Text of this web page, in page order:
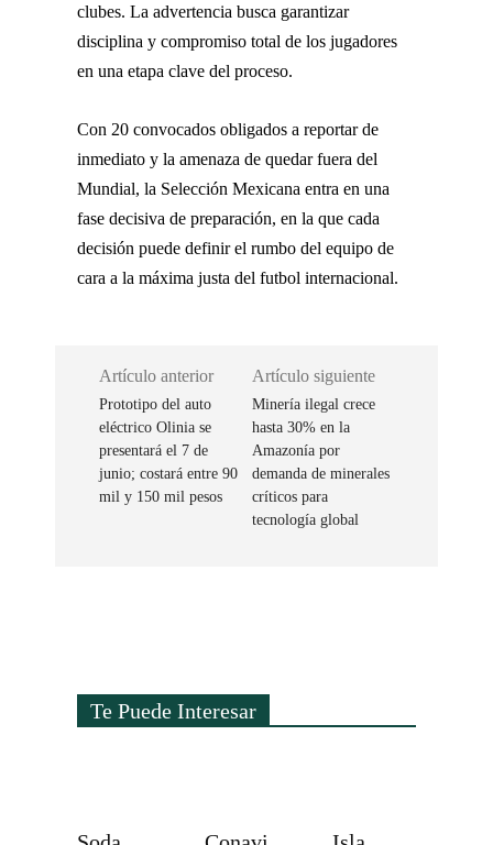
clubes. La advertencia busca garantizar
disciplina y compromiso total de los jugadores
en una etapa clave del proceso.
Con 20 convocados obligados a reportar de
inmediato y la amenaza de quedar fuera del
Mundial, la Selección Mexicana entra en una
fase decisiva de preparación, en la que cada
decisión puede definir el rumbo del equipo de
cara a la máxima justa del futbol internacional.
Artículo anterior
Prototipo del auto
eléctrico Olinia se
presentará el 7 de
junio; costará entre 90
mil y 150 mil pesos
Artículo siguiente
Minería ilegal crece
hasta 30% en la
Amazonía por
demanda de minerales
críticos para
tecnología global
Te Puede Interesar